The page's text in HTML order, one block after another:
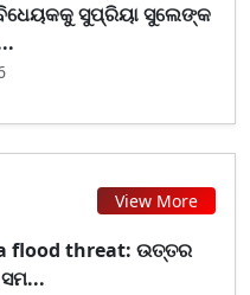
ବିଧେୟକକୁ ସୁପ୍ରିୟା ସୁଲେଙ୍କ
View More
flood threat: ଉତ୍ତର